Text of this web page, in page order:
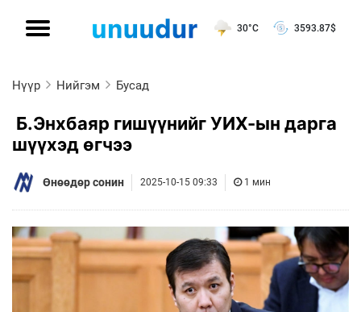
30°C 3593.87$
Нүүр Нийгэм Бусад
Б.Энхбаяр гишүүнийг УИХ-ын дарга
шүүхэд өгчээ
Өнөөдөр сонин 2025-10-15 09:33 1 мин